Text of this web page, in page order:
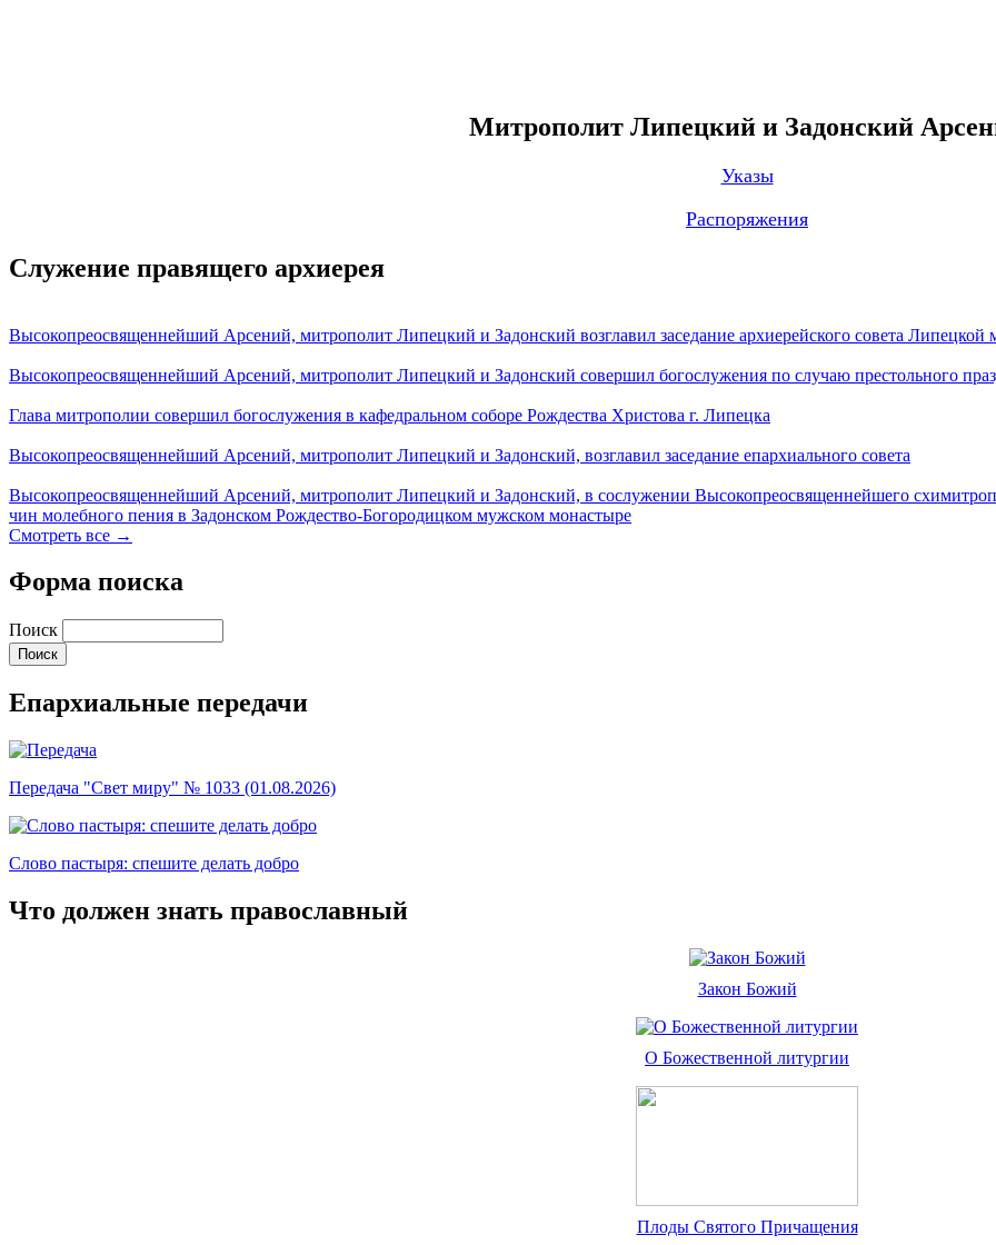
Митрополит Липецкий и Задонский
Указы
Распоряжения
Служение правящего архиерея
Высокопреосвященнейший Арсений, митрополит Липецкий и Задонский возглавил заседание архиерейского совета Липецкой
Высокопреосвященнейший Арсений, митрополит Липецкий и Задонский совершил богослужения по случаю престольного
Глава митрополии совершил богослужения в кафедральном соборе Рождества Христова г. Липецка
Высокопреосвященнейший Арсений, митрополит Липецкий и Задонский, возглавил заседание епархиального совета
Высокопреосвященнейший Арсений, митрополит Липецкий и Задонский, в сослужении Высокопреосвященнейшего
чин молебного пения в Задонском Рождество-Богородицком мужском монастыре
Смотреть все →
Форма поиска
Поиск
Епархиальные передачи
Передача "Свет миру" № 1033 (01.08.2026)
Слово пастыря: спешите делать добро
Что должен знать православный
Закон Божий
О Божественной литургии
Плоды Святого Причащения